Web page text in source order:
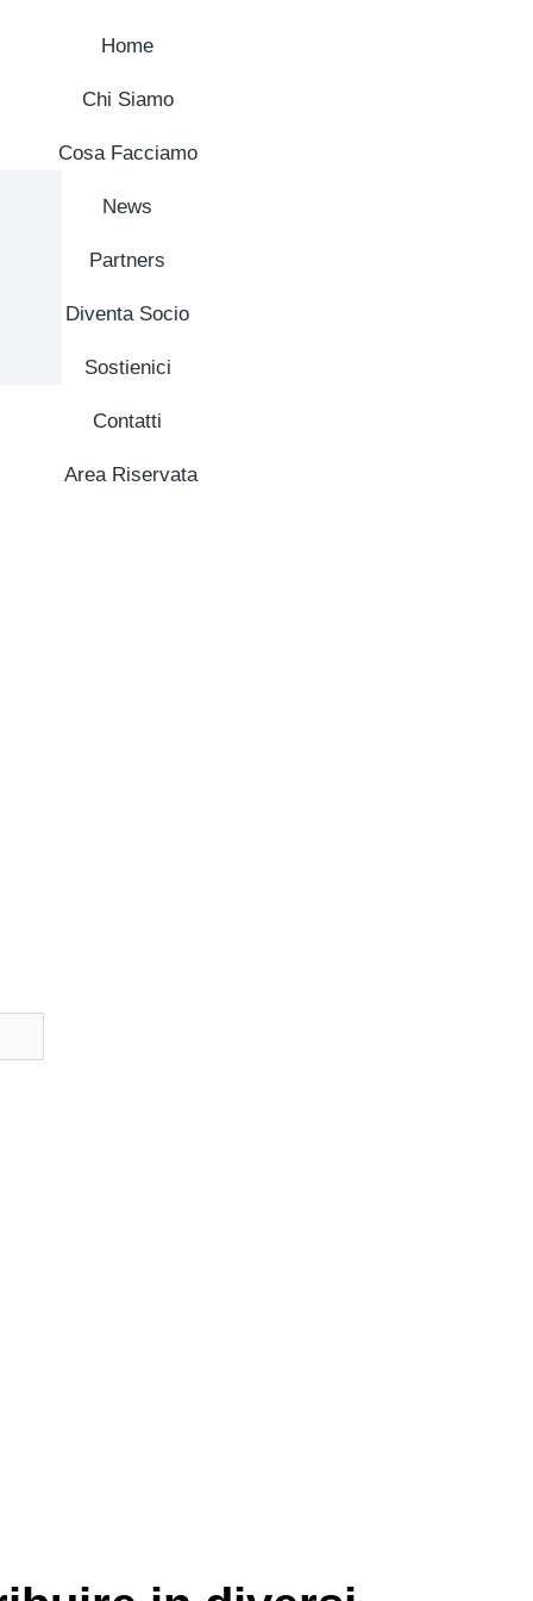
Home
Chi Siamo
Cosa Facciamo
News
Partners
Diventa Socio
Sostienici
Contatti
Area Riservata